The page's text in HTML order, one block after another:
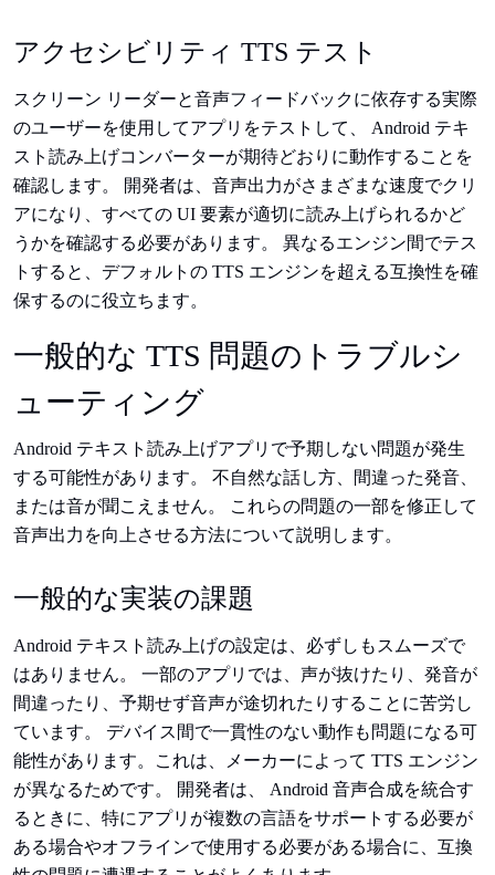
アクセシビリティ TTS テスト
スクリーン リーダーと音声フィードバックに依存する実際
のユーザーを使用してアプリをテストして、 Android テキ
スト読み上げコンバーターが期待どおりに動作することを
確認します。 開発者は、音声出力がさまざまな速度でクリ
アになり、すべての UI 要素が適切に読み上げられるかど
うかを確認する必要があります。 異なるエンジン間でテス
トすると、デフォルトの TTS エンジンを超える互換性を確
保するのに役立ちます。
一般的な TTS 問題のトラブルシ
ューティング
Android テキスト読み上げアプリで予期しない問題が発生
する可能性があります。 不自然な話し方、間違った発音、
または音が聞こえません。 これらの問題の一部を修正して
音声出力を向上させる方法について説明します。
一般的な実装の課題
Android テキスト読み上げの設定は、必ずしもスムーズで
はありません。 一部のアプリでは、声が抜けたり、発音が
間違ったり、予期せず音声が途切れたりすることに苦労し
ています。 デバイス間で一貫性のない動作も問題になる可
能性があります。これは、メーカーによって TTS エンジン
が異なるためです。 開発者は、 Android 音声合成を統合す
るときに、特にアプリが複数の言語をサポートする必要が
ある場合やオフラインで使用する必要がある場合に、互換